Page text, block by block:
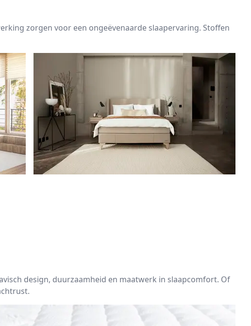
zorgen voor een ongeëvenaarde slaapervaring. Stoffen
design, duurzaamheid en maatwerk in slaapcomfort. Of